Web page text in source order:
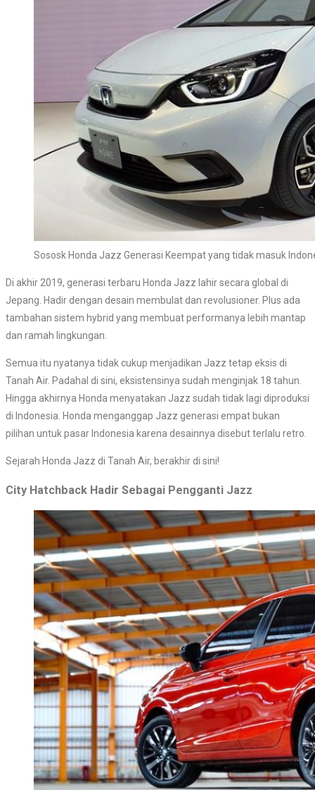
Sososk Honda Jazz Generasi Keempat yang tidak masuk
Di akhir 2019, generasi terbaru Honda Jazz lahir secara global di
Jepang. Hadir dengan desain membulat dan revolusioner. Plus ada
tambahan sistem hybrid yang membuat performanya lebih mantap
dan ramah lingkungan.
Semua itu nyatanya tidak cukup menjadikan Jazz tetap eksis di
Tanah Air. Padahal di sini, eksistensinya sudah menginjak 18 tahun.
Hingga akhirnya Honda menyatakan Jazz sudah tidak lagi diproduksi
di Indonesia. Honda menganggap Jazz generasi empat bukan
pilihan untuk pasar Indonesia karena desainnya disebut terlalu retro.
Sejarah Honda Jazz di Tanah Air, berakhir di sini!
City Hatchback Hadir Sebagai Pengganti Jazz